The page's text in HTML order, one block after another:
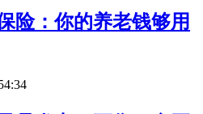
险：你的养老钱够用